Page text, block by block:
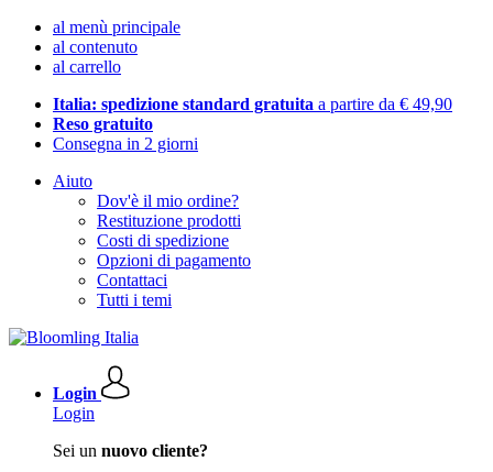
al menù principale
al contenuto
al carrello
Italia: spedizione standard gratuita a partire da € 49,90
Reso gratuito
Consegna in 2 giorni
Aiuto
Dov'è il mio ordine?
Restituzione prodotti
Costi di spedizione
Opzioni di pagamento
Contattaci
Tutti i temi
Login
Login
Sei un nuovo cliente?